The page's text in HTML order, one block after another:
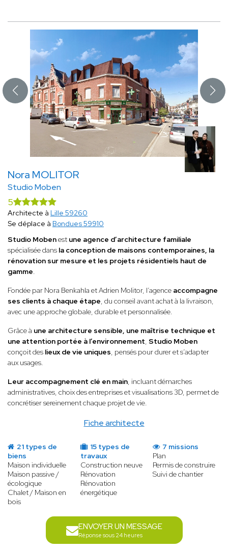
Nora MOLITOR
Studio Moben
Fiche architecte
5
Architecte à Lille 59260
Se déplace à Bondues 59910
Studio Mobenest une agence d’architecture familiale
spécialisée dans la conception de maisons contemporaines, la
rénovation sur mesure et les projets résidentiels haut de
gamme.
Fondée par Nora Benkahla et Adrien Molitor, l’agence accompagne
ses clients à chaque étape, du conseil avant achat à la livraison,
avec une approche globale, durable et personnalisée.
Grâce à une architecture sensible, une maîtrise technique et
une attention portée à l’environnement, Studio Moben
conçoit des lieux de vie uniques, pensés pour durer et s’adapter
aux usages.
Leur accompagnement clé en main, incluant démarches
administratives, choix des entreprises et visualisations 3D, permet de
concrétiser sereinement chaque projet de vie.
21 types de
biens
Maison individuelle
Maison passive /
écologique
Chalet / Maison en
bois
15 types de
travaux
Construction neuve
Rénovation
Rénovation
énergétique
7 missions
Plan
Permis de construire
Suivi de chantier
ENVOYER UN MESSAGE
Réponse sous 24 heures